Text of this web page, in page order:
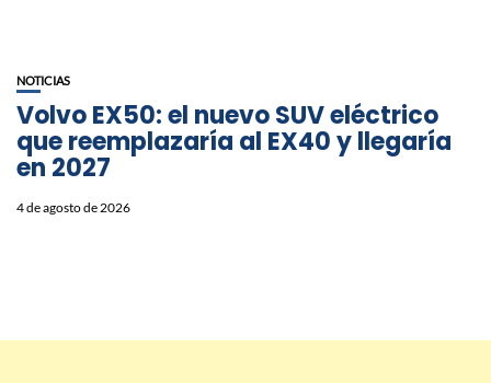
NOTICIAS
Volvo EX50: el nuevo SUV eléctrico
que reemplazaría al EX40 y llegaría
en 2027
4 de agosto de 2026